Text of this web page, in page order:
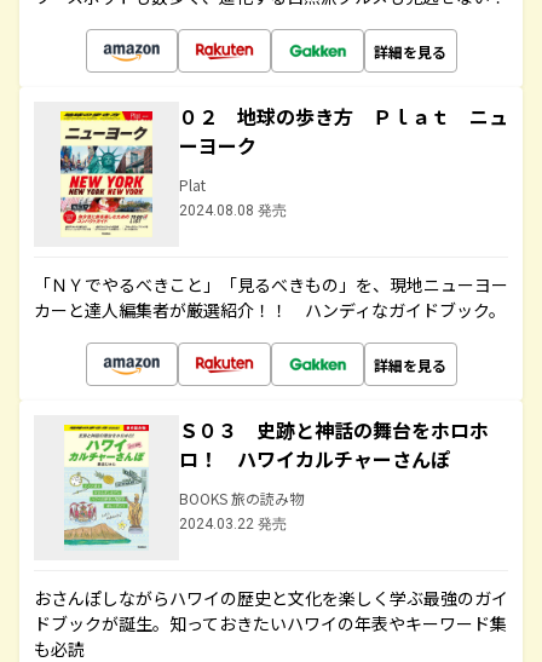
詳細を見る
０２ 地球の歩き方 Ｐｌａｔ ニュ
ーヨーク
Plat
2024.08.08 発売
「ＮＹでやるべきこと」「見るべきもの」を、現地ニューヨー
カーと達人編集者が厳選紹介！！ ハンディなガイドブック。
詳細を見る
Ｓ０３ 史跡と神話の舞台をホロホ
ロ！ ハワイカルチャーさんぽ
BOOKS 旅の読み物
2024.03.22 発売
おさんぽしながらハワイの歴史と文化を楽しく学ぶ最強のガイ
ドブックが誕生。知っておきたいハワイの年表やキーワード集
も必読